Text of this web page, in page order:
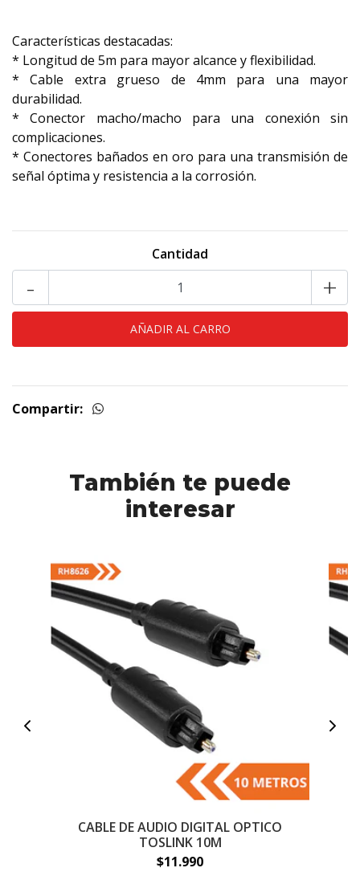
Características destacadas:
* Longitud de 5m para mayor alcance y flexibilidad.
* Cable extra grueso de 4mm para una mayor
durabilidad.
* Conector macho/macho para una conexión sin
complicaciones.
* Conectores bañados en oro para una transmisión de
señal óptima y resistencia a la corrosión.
Cantidad
- +
Compartir:
También te puede
interesar
CABLE DE AUDIO DIGITAL OPTICO
TOSLINK 10M
$11.990